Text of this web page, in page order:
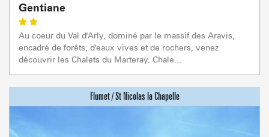
Gentiane
Au coeur du Val d'Arly, dominé par le massif des Aravis,
encadré de forêts, d'eaux vives et de rochers, venez
découvrir les Chalets du Marteray. Chale...